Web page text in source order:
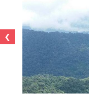
›